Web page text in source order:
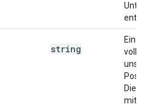
string
Eine
mit